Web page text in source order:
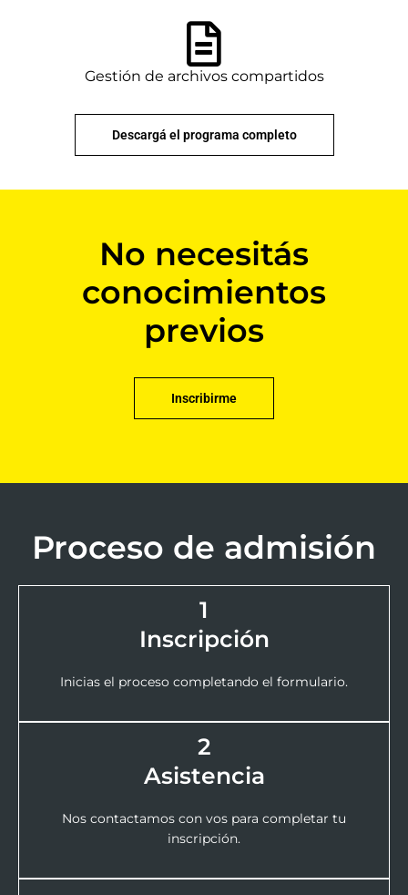
Gestión de archivos compartidos
Descargá el programa completo
No necesitás
conocimientos
previos
Inscribirme
Proceso de admisión
1
Inscripción
Inicias el proceso completando el formulario.
2
Asistencia
Nos contactamos con vos para completar tu
inscripción.